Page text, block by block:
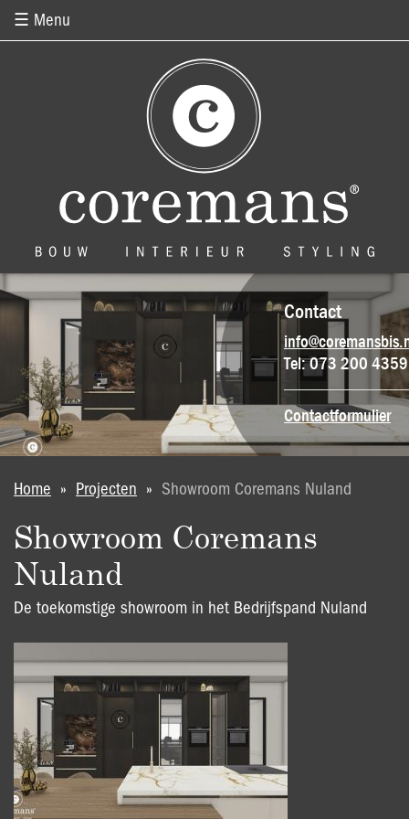
Overslaan en naar de inhoud gaan
☰ Menu
Contact
Tel: 073 200 4359
Contactformulier
U bent hier
Home » Projecten » Showroom Coremans Nuland
Showroom Coremans
Nuland
De toekomstige showroom in het Bedrijfspand Nuland